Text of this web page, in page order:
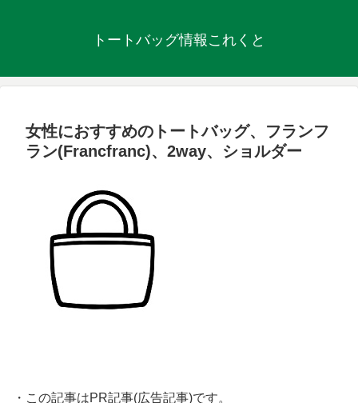
トートバッグ情報これくと
女性におすすめのトートバッグ、フランフ
ラン(Francfranc)、2way、ショルダー
・この記事はPR記事(広告記事)です。